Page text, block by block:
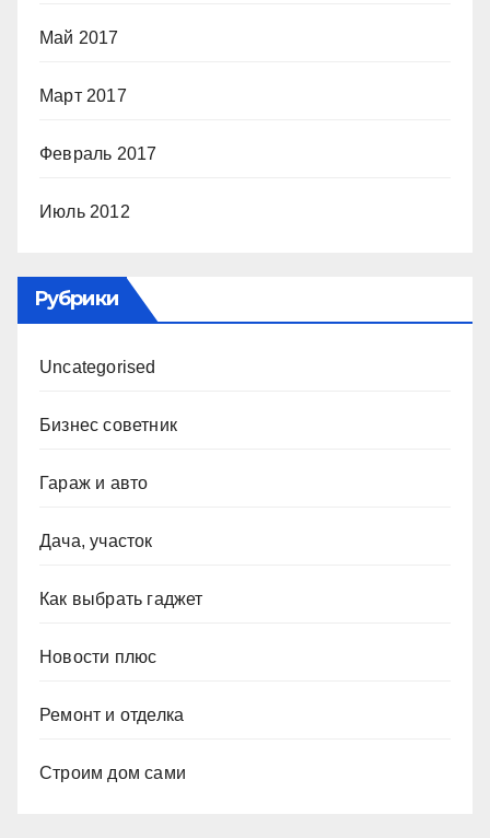
Май 2017
Март 2017
Февраль 2017
Июль 2012
Рубрики
Uncategorised
Бизнес советник
Гараж и авто
Дача, участок
Как выбрать гаджет
Новости плюс
Ремонт и отделка
Строим дом сами